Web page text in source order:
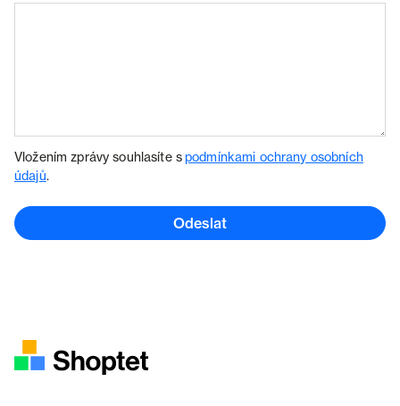
Vložením zprávy souhlasíte spodmínkami ochrany osobních
údajů.
Odeslat